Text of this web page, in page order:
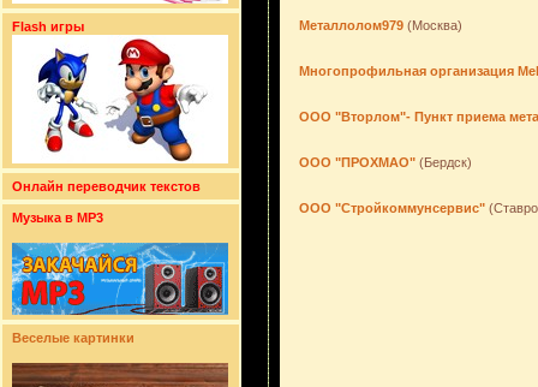
Flash игры
Онлайн переводчик текстов
Музыка в MP3
Веселые картинки
Металлолом979 (Москва)
Многопрофильная организация
ООО "Вторлом"- Пункт приема
ООО "ПРОХМАО" (Бердск)
ООО "Стройкоммунсервис"